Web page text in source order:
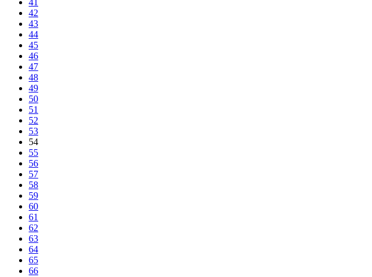
41
42
43
44
45
46
47
48
49
50
51
52
53
54
55
56
57
58
59
60
61
62
63
64
65
66